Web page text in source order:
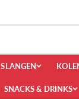
SLANGEN
SNACKS & DRINKS